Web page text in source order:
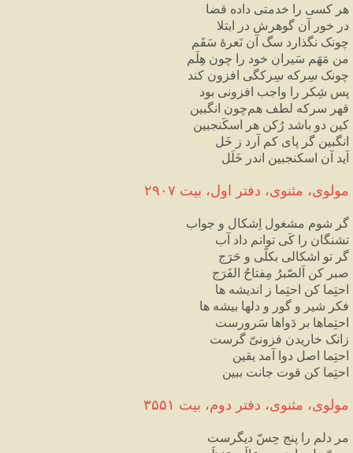
هر کسی را خدمتی داده قضا
در خور آن گوهرش در ابتلا
چونک نگذارد سگ آن نَعرهٔ سَقَم
من مَهَم سَیرانِ خود را چون هِلَم
چونک سِرکه سِرکگی افزون کند
پس شِکر را واجب افزونی بود
قهر سرکه لطف هم‌چون انگبین
کین دو باشد رُکن هر اسکَنجبین
انگبین گر پای کم آرد ز خَل
آید آن اسکنجبین اندر خَلَل
مولوی، مثنوی، دفتر اول، بیت ۲۹۰۷
گر شوم مشغول اِشکال و جواب
تشنگان را کَی توانم داد آب
گر تو اشکالی بکلّی و حَرَج
صبر کن اَلصّبرُ مِفتاحُ الفَرَج
احتِما کن احتِما ز اندیشه ها
فکر شیر و گور و دلها بیشه ها
احتِماها بر دَواها سَرورست
زانک خاریدن فزونیّ گرست
احتِما اصل دوا آمد یقین
احتِما کن قوت جانت ببین
مولوی، مثنوی، دفتر دوم، بیت ۳۵۵۱
مر دلم را پنج حِسّ دیگرست